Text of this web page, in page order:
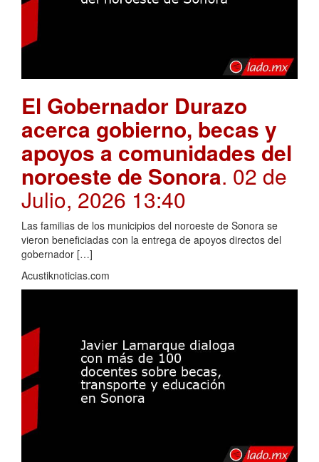
El Gobernador Durazo
acerca gobierno, becas y
apoyos a comunidades del
noroeste de Sonora. 02 de
Julio, 2026 13:40
Las familias de los municipios del noroeste de Sonora se
vieron beneficiadas con la entrega de apoyos directos del
gobernador […]
Acustiknoticias.com